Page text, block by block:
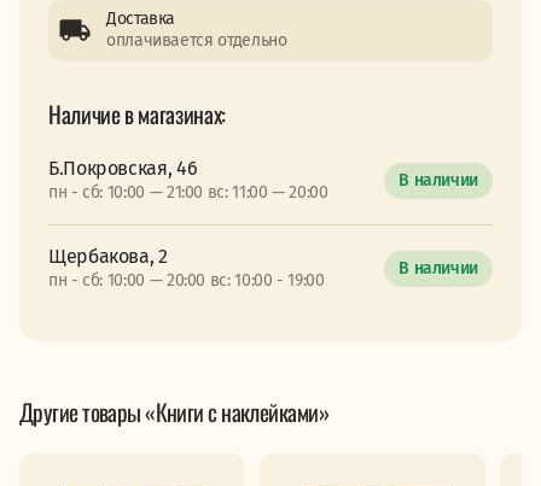
Доставка
оплачивается отдельно
Наличие в магазинах:
Б.Покровская, 46
пн - сб: 10:00 — 21:00 вс: 11:00 — 20:00
В наличии
Щербакова, 2
пн - сб: 10:00 — 20:00 вс: 10:00 - 19:00
В наличии
Другие товары «Книги с наклейками»